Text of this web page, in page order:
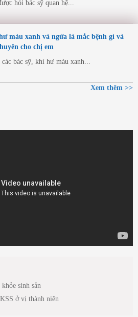
hỏi bác sỹ quan hệ...
màu xanh và ngứa là mắc bệnh gì và
cho chị em
các bác sỹ, khí hư màu xanh...
Xem thêm >>
sinh sản
ở vị thành niên